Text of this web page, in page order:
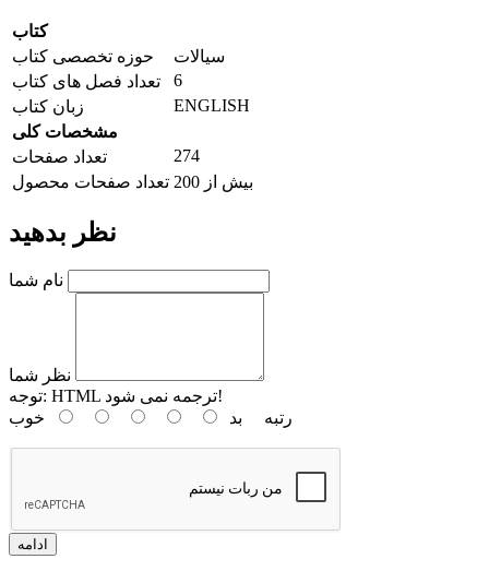
کتاب
حوزه تخصصی کتاب
سیالات
تعداد فصل های کتاب
6
زبان کتاب
ENGLISH
مشخصات کلی
تعداد صفحات
274
تعداد صفحات محصول
بیش از 200
نظر بدهید
نام شما
نظر شما
توجه:
HTML ترجمه نمی شود!
رتبه بد خوب
ادامه